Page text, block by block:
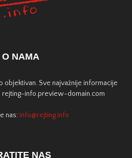
O NAMA
objektivan. Sve najvažnije informacije
rejting-info.preview-domain.com
nas: info@rejting.info
NAS